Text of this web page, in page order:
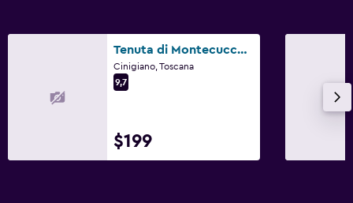
Esquí
Tenuta di Montecucco - ColleMassari Hospitality
Cinigiano, Toscana
9,7
$199